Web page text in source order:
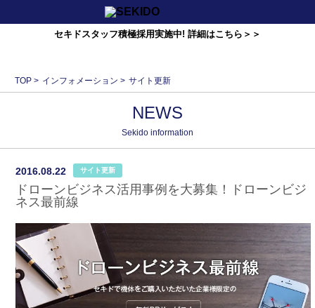
セキドスタッフ積極採用実施中! 詳細はこちら＞＞
TOP > インフォメーション > サイト更新
NEWS
Sekido information
2016.08.22 サイト更新
ドローンビジネス活用事例を大募集！ドローンビジ
ネス最前線